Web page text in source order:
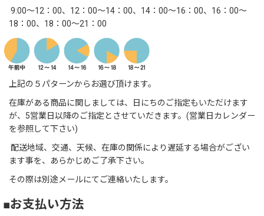
9:00～12：00、12：00～14：00、14：00～16：00、16：00～
18：00、18：00～21：00
上記の５パターンからお選び頂けます。
在庫がある商品に関しましては、日にちのご指定もいただけます
が、5営業日以降のご指定とさせていだきます。(営業日カレンダー
を参照して下さい)
配送地域、交通、天候、在庫の関係により遅延する場合がござい
ます事を、あらかじめご了承下さい。
その際は別途メールにてご連絡いたします。
■お支払い方法